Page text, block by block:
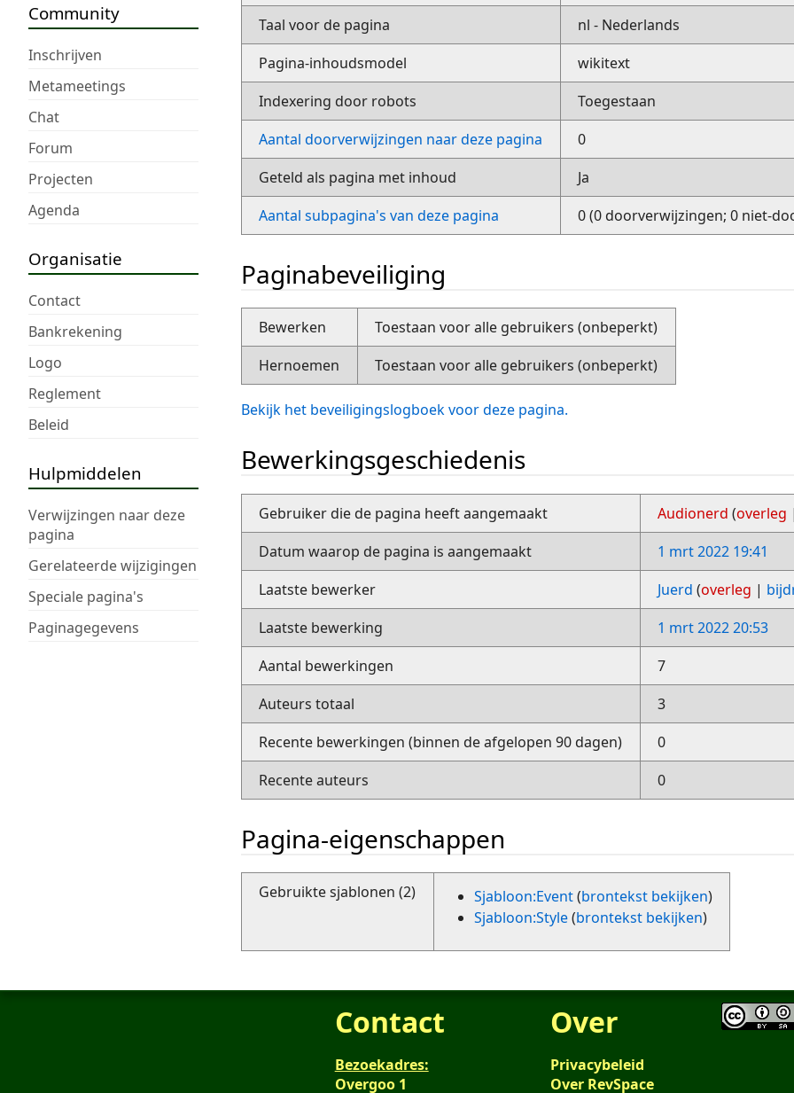
Community
Inschrijven
Metameetings
Chat
Forum
Projecten
Agenda
Organisatie
Contact
Bankrekening
Logo
Reglement
Beleid
Hulpmiddelen
Verwijzingen naar deze
pagina
Gerelateerde wijzigingen
Speciale pagina's
Paginagegevens
Taal voor de pagina
nl - Nederlands
Pagina-inhoudsmodel
wikitext
Indexering door robots
Toegestaan
Aantal doorverwijzingen naar deze pagina
0
Geteld als pagina met inhoud
Ja
Aantal subpagina's van deze pagina
0 (0 doorverwijzingen; 0 niet-
Paginabeveiliging
Bewerken
Toestaan voor alle gebruikers (onbeperkt)
Hernoemen
Toestaan voor alle gebruikers (onbeperkt)
Bekijk het beveiligingslogboek voor deze pagina.
Bewerkingsgeschiedenis
Gebruiker die de pagina heeft aangemaakt Audionerd (overleg |
Datum waarop de pagina is aangemaakt
1 mrt 2022 19:41
Laatste bewerker
Juerd (overleg |
Laatste bewerking
1 mrt 2022 20:53
Aantal bewerkingen
7
Auteurs totaal
3
Recente bewerkingen (binnen de afgelopen 90 dagen)
0
Recente auteurs
0
Pagina-eigenschappen
Gebruikte sjablonen (2) Sjabloon:Event(brontekst bekijken)
Sjabloon:Style(brontekst bekijken)
Contact
Bezoekadres:
Overgoo 1
Over
Privacybeleid
Over RevSpace